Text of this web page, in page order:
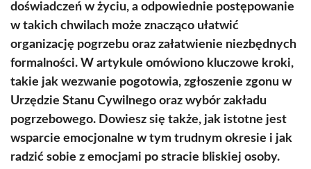
doświadczeń w życiu, a odpowiednie postępowanie
w takich chwilach może znacząco ułatwić
organizację pogrzebu oraz załatwienie niezbędnych
formalności. W artykule omówiono kluczowe kroki,
takie jak wezwanie pogotowia, zgłoszenie zgonu w
Urzędzie Stanu Cywilnego oraz wybór zakładu
pogrzebowego. Dowiesz się także, jak istotne jest
wsparcie emocjonalne w tym trudnym okresie i jak
radzić sobie z emocjami po stracie bliskiej osoby.